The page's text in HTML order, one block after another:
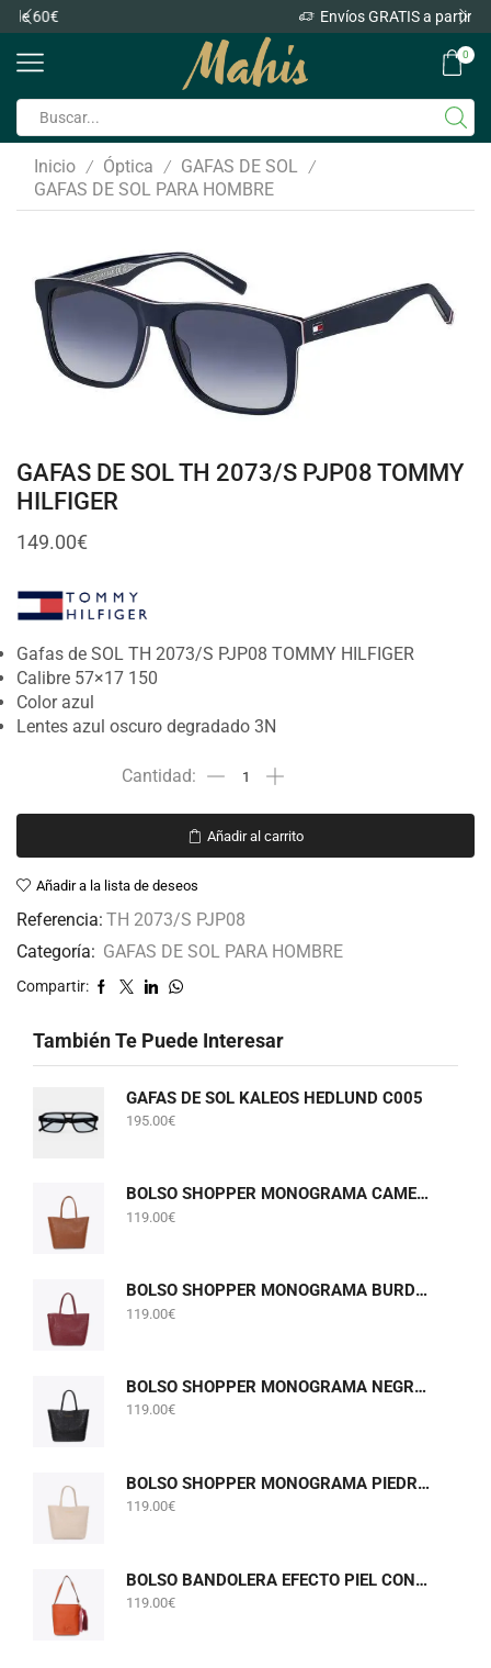
Envíos GRATIS a partir de 60€
0
Inicio / Óptica / GAFAS DE SOL /
GAFAS DE SOL PARA HOMBRE
GAFAS DE SOL TH 2073/S PJP08 TOMMY
HILFIGER
149.00€
Gafas de SOL TH 2073/S PJP08 TOMMY HILFIGER
Calibre 57×17 150
Color azul
Lentes azul oscuro degradado 3N
Añadir al carrito
Añadir a la lista de deseos
Referencia: TH 2073/S PJP08
Categoría: GAFAS DE SOL PARA HOMBRE
Compartir:
También Te Puede Interesar
GAFAS DE SOL KALEOS HEDLUND C005
195.00€
BOLSO SHOPPER MONOGRAMA CAMEL LOLA CASADEMUNT LF2604075
119.00€
BOLSO SHOPPER MONOGRAMA BURDEOS LOLA CASADEMUNT LF2604075
119.00€
BOLSO SHOPPER MONOGRAMA NEGRO LOLA CASADEMUNT LF2604075
119.00€
BOLSO SHOPPER MONOGRAMA PIEDRA GRIS PERLADO LOLA CASADEMUNT LF2604075
119.00€
BOLSO BANDOLERA EFECTO PIEL CON POMPONES NARANJA LOLA CASADEMUNT LF2604058
119.00€